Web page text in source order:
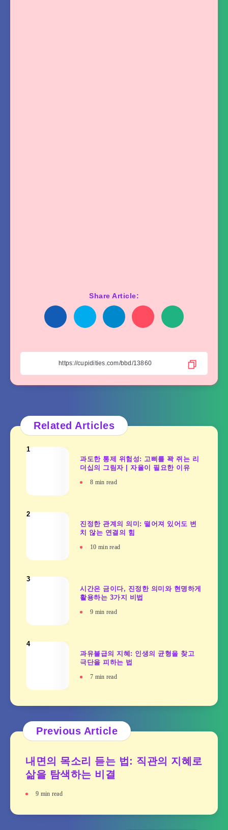
Share Article:
Related Articles
1
과도한 통제 위험성: 고삐를 꽉 쥐는 리
더십의 그림자 | 자율이 필요한 이유
8 min read
2
진정한 관계의 의미: 떨어져 있어도 변
치 않는 연결의 힘
10 min read
3
시간은 금이다, 진정한 의미와 현명하게
활용하는 3가지 비법
9 min read
4
과유불급의 지혜: 인생의 균형을 찾고
극단을 피하는 법
7 min read
Previous Article
내면의 목소리 듣는 법: 직관의 지혜로
삶을 탐색하는 비결
9 min read